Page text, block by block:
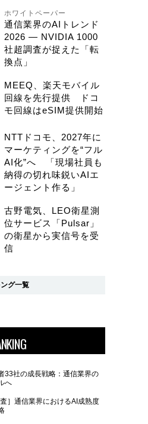
ホワイトペーパー
通信業界のAIトレンド
2026 ― NVIDIA 1000
社超調査が捉えた「転
換点」
MEEQ、楽天モバイル
回線を先行提供 ドコ
モ回線はeSIM提供開始
NTTドコモ、2027年に
マーケティングを“フル
AI化”へ 「現場社員も
納得の切れ味鋭いAIエ
ージェント作る」
古野電気、LEO衛星測
位サービス「Pulsar」
の衛星から実信号を受
信
グ一覧
33社の成長戦略：通信業界の
へ
］通信業界におけるAI成熟度